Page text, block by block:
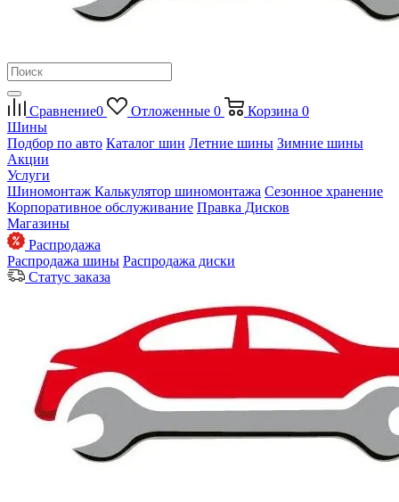
Сравнение0 Отложенные 0 Корзина 0
Шины
Подбор по авто Каталог шин Летние шины Зимние шины
Акции
Услуги
Шиномонтаж Калькулятор шиномонтажа Сезонное хранение
Корпоративное обслуживание Правка Дисков
Магазины
Распродажа
Распродажа шины Распродажа диски
Статус заказа